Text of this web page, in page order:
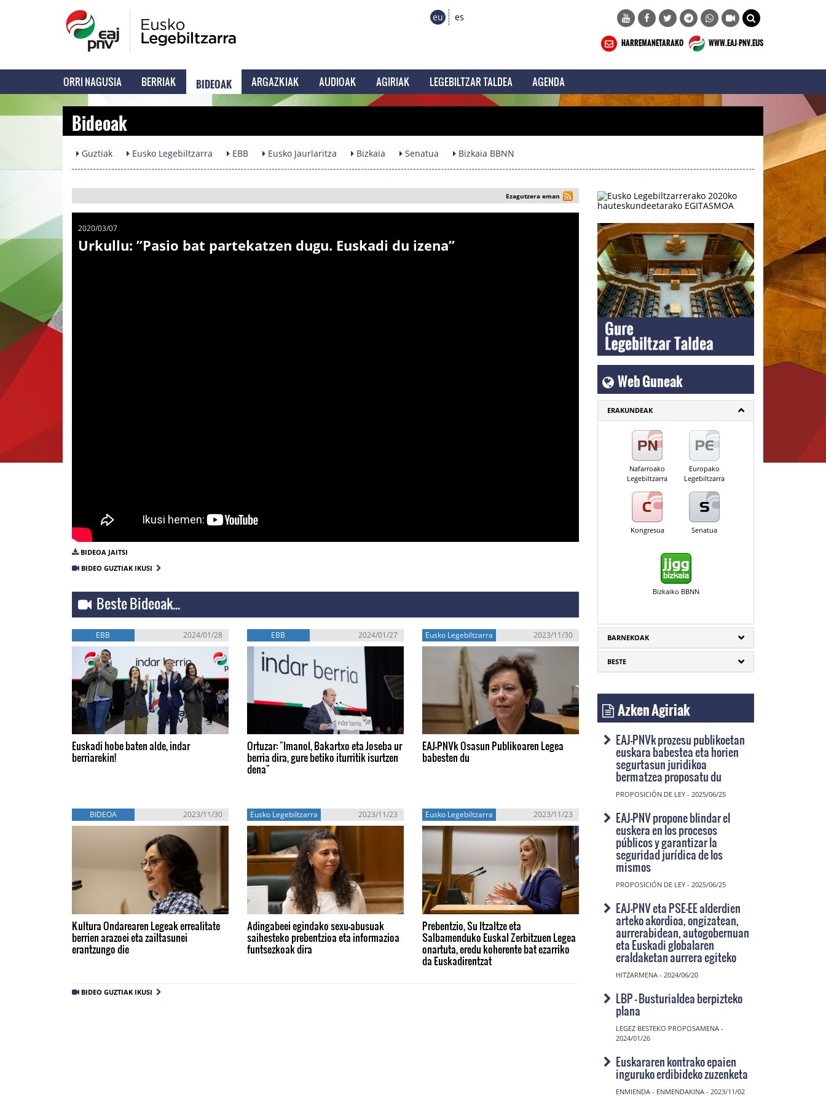
eu es
HARREMANETARAKO WWW.EAJ-PNV.EUS
ORRI NAGUSIA BERRIAK BIDEOAK ARGAZKIAK AUDIOAK AGIRIAK LEGEBILTZAR TALDEA AGENDA
Bideoak
Guztiak Eusko Legebiltzarra EBB Eusko Jaurlaritza Bizkaia Senatua Bizkaia BBNN
Ezagutzera eman
2020/03/07
Urkullu: ”Pasio bat partekatzen dugu. Euskadi du izena”
BIDEOA JAITSI
BIDEO GUZTIAK IKUSI
Beste Bideoak...
EBB 2024/01/28
Euskadi hobe baten alde, indar
berriarekin!
EBB 2024/01/27
Ortuzar: "Imanol, Bakartxo eta Joseba ur
berria dira, gure betiko iturritik isurtzen
dena"
Eusko Legebiltzarra 2023/11/30
EAJ-PNVk Osasun Publikoaren Legea
babesten du
BIDEOA 2023/11/30
Kultura Ondarearen Legeak errealitate
berrien arazoei eta zailtasunei
erantzungo die
Eusko Legebiltzarra 2023/11/23
Adingabeei egindako sexu-abusuak
saihesteko prebentzioa eta informazioa
funtsezkoak dira
Eusko Legebiltzarra 2023/11/23
Prebentzio, Su Itzaltze eta
Salbamenduko Euskal Zerbitzuen Legea
onartuta, eredu koherente bat ezarriko
da Euskadirentzat
BIDEO GUZTIAK IKUSI
Web Guneak
ERAKUNDEAK
Nafarroako
Legebiltzarra
Europako
Legebiltzarra
Kongresua Senatua
Bizkaiko BBNN
BARNEKOAK
BESTE
Azken Agiriak
EAJ-PNVk prozesu publikoetan
euskara babestea eta horien
segurtasun juridikoa
bermatzea proposatu du
PROPOSICIÓN DE LEY - 2025/06/25
EAJ-PNV propone blindar el
euskera en los procesos
públicos y garantizar la
seguridad jurídica de los
mismos
PROPOSICIÓN DE LEY - 2025/06/25
EAJ-PNV eta PSE-EE alderdien
arteko akordioa, ongizatean,
aurrerabidean, autogobernuan
eta Euskadi globalaren
eraldaketan aurrera egiteko
HITZARMENA - 2024/06/20
LBP - Busturialdea berpizteko
plana
LEGEZ BESTEKO PROPOSAMENA -
2024/01/26
Euskararen kontrako epaien
inguruko erdibideko zuzenketa
ENMIENDA - ENMENDAKINA - 2023/11/02